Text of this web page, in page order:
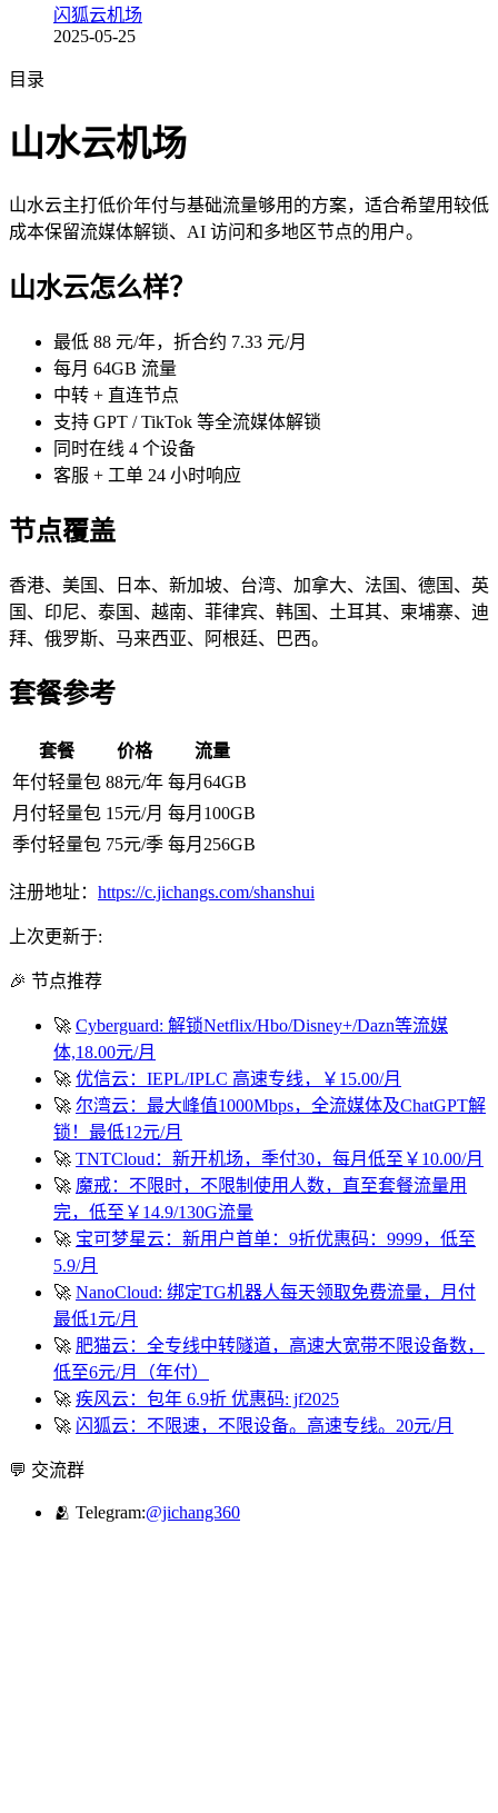
闪狐云机场
2025-05-25
目录
山水云机场
山水云主打低价年付与基础流量够用的方案，适合希望用较低
成本保留流媒体解锁、AI 访问和多地区节点的用户。
山水云怎么样？
最低 88 元/年，折合约 7.33 元/月
每月 64GB 流量
中转 + 直连节点
支持 GPT / TikTok 等全流媒体解锁
同时在线 4 个设备
客服 + 工单 24 小时响应
节点覆盖
香港、美国、日本、新加坡、台湾、加拿大、法国、德国、英
国、印尼、泰国、越南、菲律宾、韩国、土耳其、柬埔寨、迪
拜、俄罗斯、马来西亚、阿根廷、巴西。
套餐参考
套餐 价格
流量
年付轻量包 88元/年 每月64GB
月付轻量包 15元/月 每月100GB
季付轻量包 75元/季 每月256GB
注册地址： https://c.jichangs.com/shanshui
上次更新于:
🎉 节点推荐
🚀 Cyberguard: 解锁Netflix/Hbo/Disney+/Dazn等流媒
体,18.00元/月
🚀 优信云：IEPL/IPLC 高速专线，￥15.00/月
🚀 尔湾云：最大峰值1000Mbps，全流媒体及ChatGPT解
锁！最低12元/月
🚀 TNTCloud：新开机场，季付30，每月低至￥10.00/月
🚀 魔戒：不限时，不限制使用人数，直至套餐流量用
完，低至￥14.9/130G流量
🚀 宝可梦星云：新用户首单：9折优惠码：9999，低至
5.9/月
🚀 NanoCloud: 绑定TG机器人每天领取免费流量，月付
最低1元/月
🚀 肥猫云：全专线中转隧道，高速大宽带不限设备数，
低至6元/月（年付）
🚀 疾风云：包年 6.9折 优惠码: jf2025
🚀 闪狐云：不限速，不限设备。高速专线。20元/月
💬 交流群
🫂 Telegram:@jichang360